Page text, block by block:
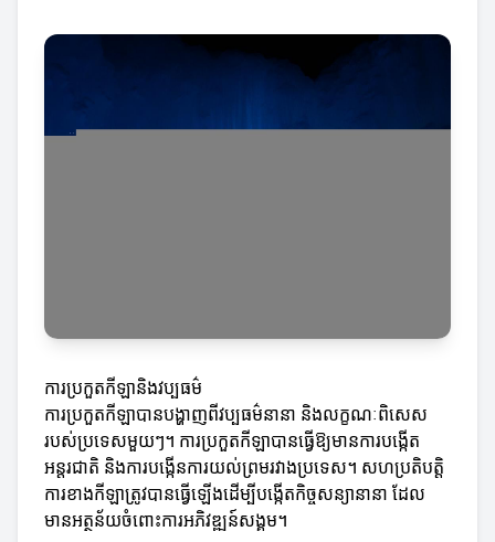
ការប្រកួតកីឡានិងវប្បធម៌
ការប្រកួតកីឡាបានបង្ហាញពីវប្បធម៌នានា និងលក្ខណៈពិសេស
របស់ប្រទេសមួយៗ។ ការប្រកួតកីឡាបានធ្វើឱ្យមានការបង្កើត
អន្តរជាតិ និងការបង្កើនការយល់ព្រមរវាងប្រទេស។ សហប្រតិបត្តិ
ការខាងកីឡាត្រូវបានធ្វើឡើងដើម្បីបង្កើតកិច្ចសន្យានានា ដែល
មានអត្ថន័យចំពោះការអភិវឌ្ឍន៍សង្គម។